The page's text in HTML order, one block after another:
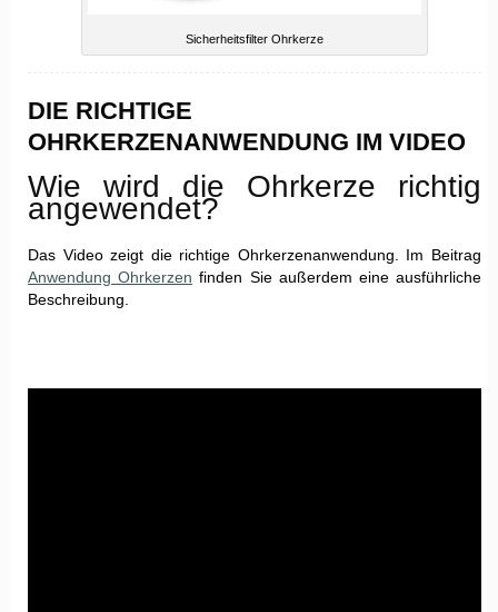
Sicherheitsfilter Ohrkerze
DIE RICHTIGE
OHRKERZENANWENDUNG IM VIDEO
Wie wird die Ohrkerze richtig
angewendet?
Das Video zeigt die richtige Ohrkerzenanwendung. Im Beitrag
Anwendung Ohrkerzen finden Sie außerdem eine ausführliche
Beschreibung.